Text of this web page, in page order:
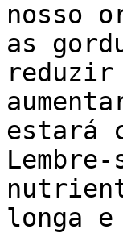
nosso
as
reduzir
estará
longa e